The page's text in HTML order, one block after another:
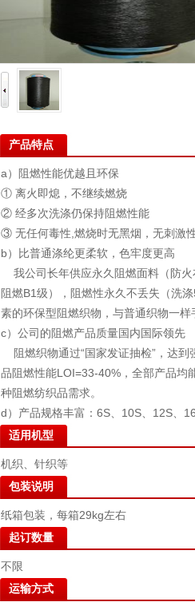
产品特点
a）阻燃性能优越且环保
① 离火即熄，不继续燃烧
② 经多次洗涤仍保持阻燃性能
③ 无任何毒性,燃烧时无黑烟，无刺激
b）比普通涤纶更柔软，色牢度更高
我公司长年供应永久阻燃面料（防
阻燃B1级），阻燃性永久不丢失（洗
素的环保型阻燃织物，与普通织物一
c）公司的阻燃产品质量国内国际领先
阻燃织物通过“国家发证抽检”，达
品阻燃性能LOI=33-40%，全部产品均
种阻燃纺织品需求。
d）产品规格丰富：6S、10S、12S、
适用机型
机织、针织等
包装说明
纸箱包装，每箱29kg左右
起订数量
不限
运输方式